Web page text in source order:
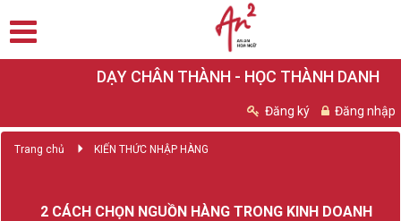
DẠY CHÂN THÀNH - HỌC THÀNH DANH
Đăng ký Đăng nhập
Trang chủ KIẾN THỨC NHẬP HÀNG
2 CÁCH CHỌN NGUỒN HÀNG TRONG KINH DOANH